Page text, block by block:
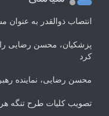
انتصاب ذوالقدر به عنوان
پزشکیان، محسن رضایی
کرد
محسن رضایی، نماینده
تصویب کلیات طرح تنگه